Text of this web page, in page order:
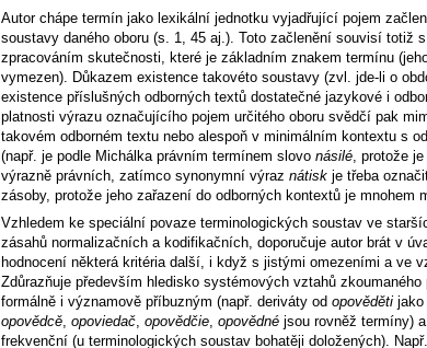
Autor chápe termín jako lexikální jednotku vyjadřující pojem
soustavy daného oboru (s. 1, 45 aj.). Toto začlenění souvisí totiž
zpracováním skutečnosti, které je základním znakem termínu
vymezen). Důkazem existence takovéto soustavy (zvl. jde-li o
existence příslušných odborných textů dostatečné jazykové i
platnosti výrazu označujícího pojem určitého oboru svědčí pak
takovém odborném textu nebo alespoň v minimálním kontextu s
(např. je podle Michálka právním termínem slovo násilé, protože
výrazně právních, zatímco synonymní výraz nátisk je třeba
zásoby, protože jeho zařazení do odborných kontextů je mnohem
Vzhledem ke speciální povaze terminologických soustav ve
zásahů normalizačních a kodifikačních, doporučuje autor brát v
hodnocení některá kritéria další, i když s jistými omezeními a ve
Zdůrazňuje především hledisko systémových vztahů
formálně i významově příbuzným (např. deriváty od opověděti jako
opovědcě, opoviedač, opovědčie, opovědné jsou rovněž termíny)
frekvenční (u terminologických soustav bohatěji doložených).